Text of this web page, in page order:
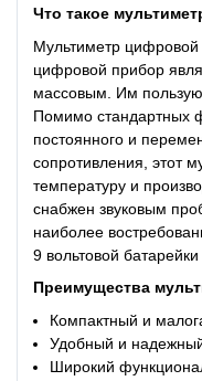
Что такое
Мультиметр
цифровой прибор
массовым. Им
Помимо стандартных
постоянного и
сопротивления, этот
температуру и
снабжен звуковым
наиболее
9 вольтовой
Преимущества
Компактный и
Удобный и
Широкий